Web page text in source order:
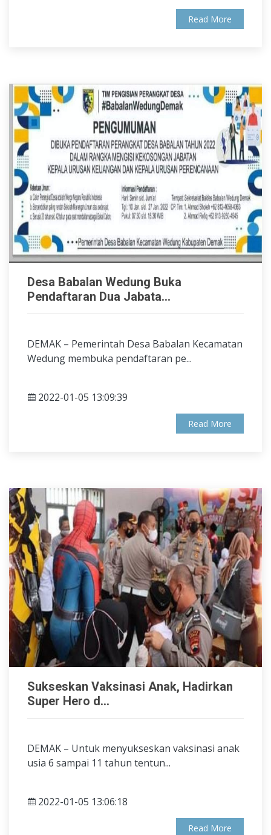
Read More
Desa Babalan Wedung Buka
Pendaftaran Dua Jabata...
DEMAK – Pemerintah Desa Babalan Kecamatan
Wedung membuka pendaftaran pe...
2022-01-05 13:09:39
Read More
Sukseskan Vaksinasi Anak, Hadirkan
Super Hero d...
DEMAK – Untuk menyukseskan vaksinasi anak
usia 6 sampai 11 tahun tentun...
2022-01-05 13:06:18
Read More